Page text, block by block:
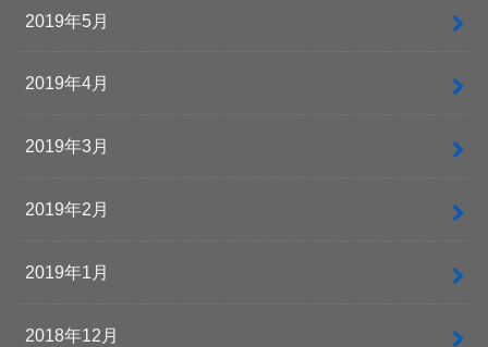
2019年5月
2019年4月
2019年3月
2019年2月
2019年1月
2018年12月